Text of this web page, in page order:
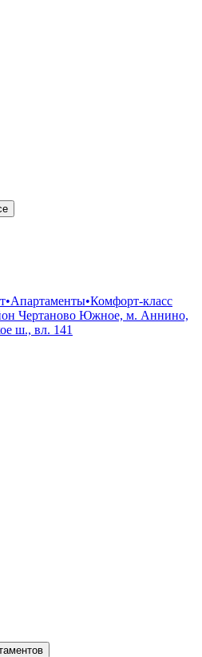
•Апартаменты•Комфорт-класс
Чертаново Южное, м. Аннино,
ш., вл. 141